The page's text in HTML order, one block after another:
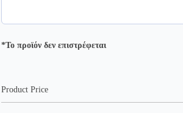
*Το προϊόν δεν επιστρέφεται
Product Price